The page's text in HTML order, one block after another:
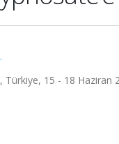
Türkiye, 15 - 18 Haziran